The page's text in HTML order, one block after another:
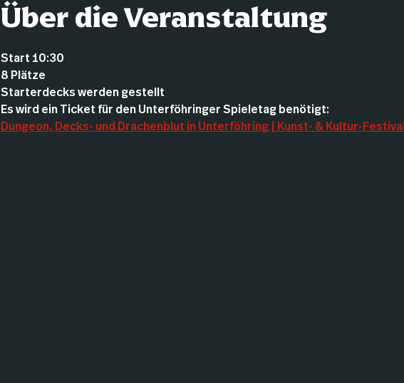
Über die Veranstaltung
Start 10:30
8 Plätze
Starterdecks werden gestellt
Es wird ein Ticket für den Unterföhringer Spieletag benötigt:
Dungeon, Decks- und Drachenblut in Unterföhring | Kunst- & Kultur-